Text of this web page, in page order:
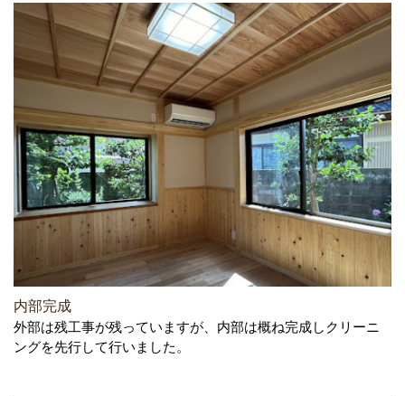
内部完成
外部は残工事が残っていますが、内部は概ね完成しクリーニ
ングを先行して行いました。